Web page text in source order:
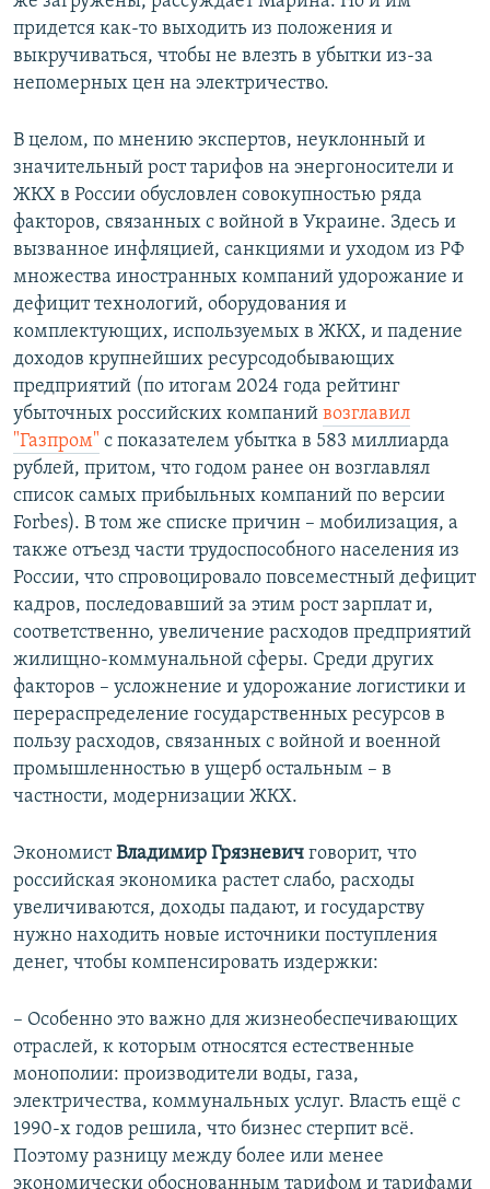
придется как-то выходить из положения и
выкручиваться, чтобы не влезть в убытки из-за
непомерных цен на электричество.
В целом, по мнению экспертов, неуклонный и
значительный рост тарифов на энергоносители и
ЖКХ в России обусловлен совокупностью ряда
факторов, связанных с войной в Украине. Здесь и
вызванное инфляцией, санкциями и уходом из РФ
множества иностранных компаний удорожание и
дефицит технологий, оборудования и
комплектующих, используемых в ЖКХ, и падение
доходов крупнейших ресурсодобывающих
предприятий (по итогам 2024 года рейтинг
убыточных российских компаний возглавил
"Газпром" с показателем убытка в 583 миллиарда
рублей, притом, что годом ранее он возглавлял
список самых прибыльных компаний по версии
Forbes). В том же списке причин – мобилизация, а
также отъезд части трудоспособного населения из
России, что спровоцировало повсеместный дефицит
кадров, последовавший за этим рост зарплат и,
соответственно, увеличение расходов предприятий
жилищно-коммунальной сферы. Среди других
факторов – усложнение и удорожание логистики и
перераспределение государственных ресурсов в
пользу расходов, связанных с войной и военной
промышленностью в ущерб остальным – в
частности, модернизации ЖКХ.
ЭкономистВладимир Грязневич говорит, что
российская экономика растет слабо, расходы
увеличиваются, доходы падают, и государству
нужно находить новые источники поступления
денег, чтобы компенсировать издержки:
– Особенно это важно для жизнеобеспечивающих
отраслей, к которым относятся естественные
монополии: производители воды, газа,
электричества, коммунальных услуг. Власть ещё с
1990-х годов решила, что бизнес стерпит всё.
Поэтому разницу между более или менее
экономически обоснованным тарифом и тарифами